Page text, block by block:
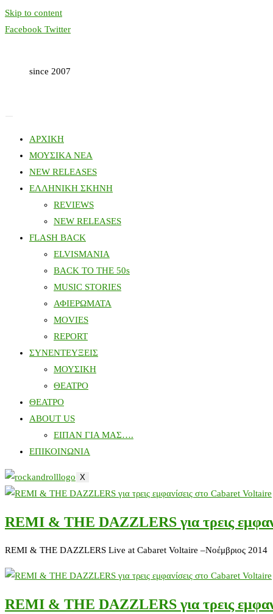
Skip to content
Facebook Twitter
since 2007
ΑΡΧΙΚΗ
ΜΟΥΣΙΚΑ ΝΕΑ
NEW RELEASES
ΕΛΛΗΝΙΚΗ ΣΚΗΝΗ
REVIEWS
NEW RELEASES
FLASH BACK
ELVISMANIA
BACK TO THE 50s
MUSIC STORIES
ΑΦΙΕΡΩΜΑΤΑ
MOVIES
REPORT
ΣΥΝΕΝΤΕΥΞΕΙΣ
ΜΟΥΣΙΚΗ
ΘΕΑΤΡΟ
ΘΕΑΤΡΟ
ABOUT US
ΕΙΠΑΝ ΓΙΑ ΜΑΣ….
ΕΠΙΚΟΙΝΩΝΙΑ
X
REMI & THE DAZZLERS για τρεις
REMI & THE DAZZLERS Live at Cabaret Voltaire –Νοέμβριος 2014
REMI & THE DAZZLERS για τρεις